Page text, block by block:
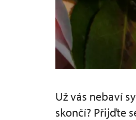
Už vás nebaví
skončí? Přijďte